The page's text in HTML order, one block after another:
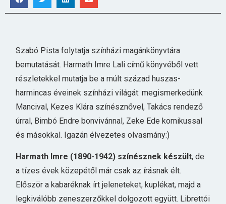
Szabó Pista folytatja színházi magánkönyvtára
bemutatását. Harmath Imre Lali című könyvéből vett
részletekkel mutatja be a múlt század huszas-
harmincas éveinek színházi világát: megismerkedünk
Mancival, Kezes Klára színésznővel, Takács rendező
úrral, Bimbó Endre bonvivánnal, Zeke Ede komikussal
és másokkal. Igazán élvezetes olvasmány:)
Harmath Imre (1890-1942) színésznek készült, de
a tízes évek közepétől már csak az írásnak élt.
Először a kabaréknak írt jeleneteket, kuplékat, majd a
legkiválóbb zeneszerzőkkel dolgozott együtt. Librettói